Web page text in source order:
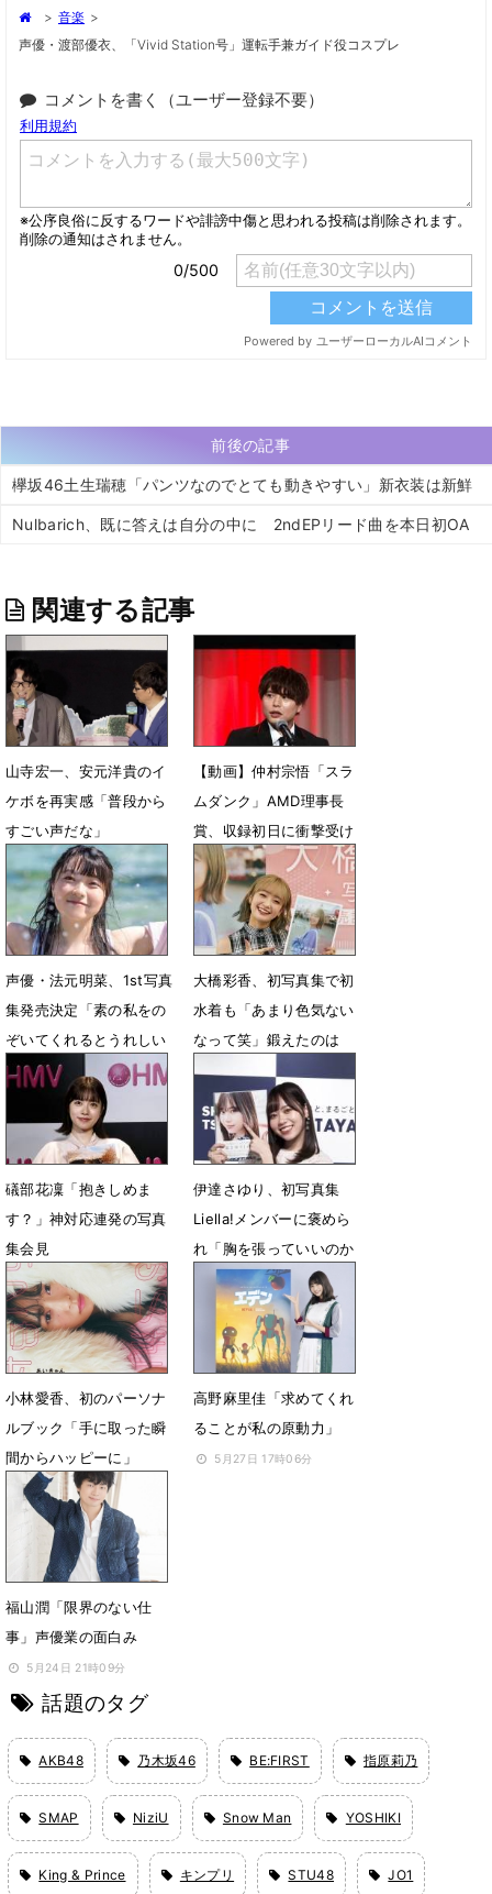
> 音楽 >
声優・渡部優衣、「vivid Station号」運転手兼ガイド役コスプレ
コメントを書く（ユーザー登録不要）
前後の記事
欅坂46土生瑞穂「パンツなのでとても動きやすい」新衣装は新鮮
Nulbarich、既に答えは自分の中に 2ndEPリード曲を本日初OA
関連する記事
山寺宏一、安元洋貴のイ
ケボを再実感「普段から
すごい声だな」
5月1日 08時49分
【動画】仲村宗悟「スラ
ムダンク」AMD理事長
賞、収録初日に衝撃受け
た井上監督の言葉
3月5日 19時17分
声優・法元明菜、1st写真
集発売決定「素の私をの
ぞいてくれるとうれしい
です」
10月10日 23時04分
大橋彩香、初写真集で初
水着も「あまり色気ない
なって笑」鍛えたのは
9月30日 14時46分
礒部花凜「抱きしめま
す？」神対応連発の写真
集会見
9月24日 13時13分
伊達さゆり、初写真集
Liella!メンバーに褒めら
れ「胸を張っていいのか
な」
9月30日 01時42分
小林愛香、初のパーソナ
ルブック「手に取った瞬
間からハッピーに」
6月17日 09時02分
高野麻里佳「求めてくれ
ることが私の原動力」
5月27日 17時06分
福山潤「限界のない仕
事」声優業の面白み
5月24日 21時09分
話題のタグ
AKB48 乃木坂46 BE:FIRST 指原莉乃
SMAP NiziU Snow Man YOSHIKI
King & Prince キンプリ STU48 JO1